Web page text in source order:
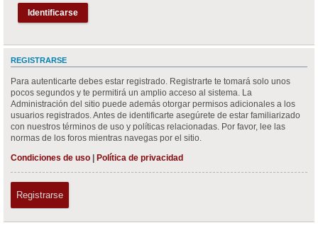
REGISTRARSE
Para autenticarte debes estar registrado. Registrarte te tomará solo unos
pocos segundos y te permitirá un amplio acceso al sistema. La
Administración del sitio puede además otorgar permisos adicionales a los
usuarios registrados. Antes de identificarte asegúrete de estar familiarizado
con nuestros términos de uso y políticas relacionadas. Por favor, lee las
normas de los foros mientras navegas por el sitio.
Condiciones de uso
Política de privacidad
Registrarse